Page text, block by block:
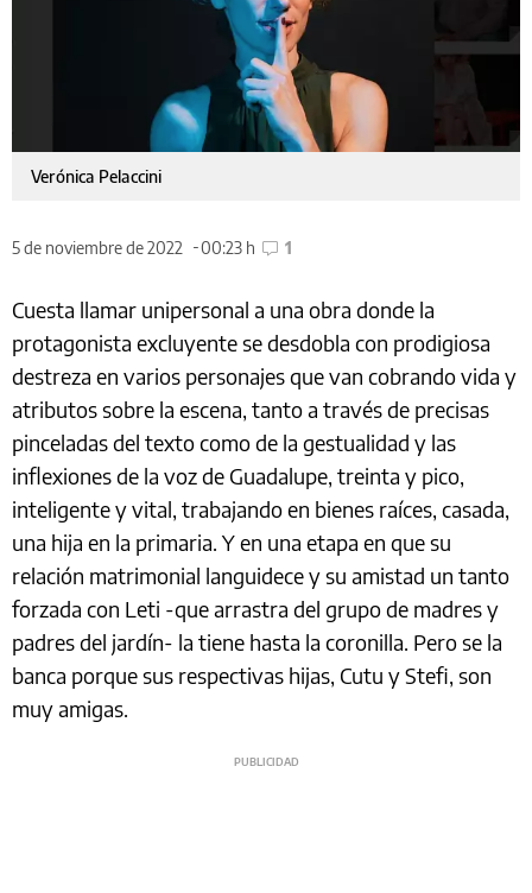
Verónica Pelaccini
5 de noviembre de 2022 00:23 h 1
Cuesta llamar unipersonal a una obra donde la
protagonista excluyente se desdobla con prodigiosa
destreza en varios personajes que van cobrando vida y
atributos sobre la escena, tanto a través de precisas
pinceladas del texto como de la gestualidad y las
inflexiones de la voz de Guadalupe, treinta y pico,
inteligente y vital, trabajando en bienes raíces, casada,
una hija en la primaria. Y en una etapa en que su
relación matrimonial languidece y su amistad un tanto
forzada con Leti -que arrastra del grupo de madres y
padres del jardín- la tiene hasta la coronilla. Pero se la
banca porque sus respectivas hijas, Cutu y Stefi, son
muy amigas.